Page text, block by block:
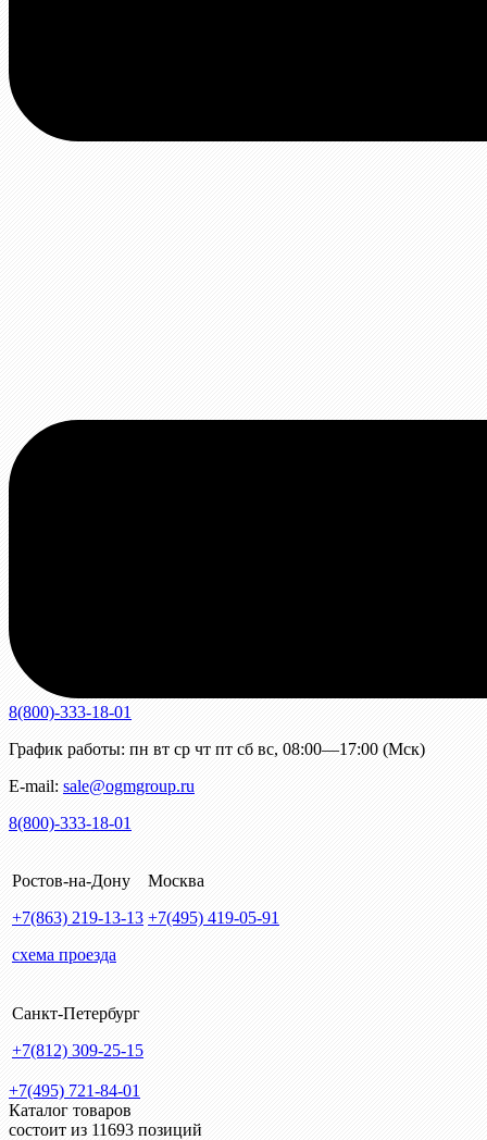
8(800)-333-18-01
График работы: пн вт ср чт пт сб вс, 08:00—17:00 (Мск)
E-mail: sale@ogmgroup.ru
8(800)-333-18-01
Ростов-на-Дону
+7(863) 219-13-13
схема проезда
Москва
+7(495) 419-05-91
Санкт-Петербург
+7(812) 309-25-15
+7(495) 721-84-01
Каталог товаров
состоит из 11693 позиций